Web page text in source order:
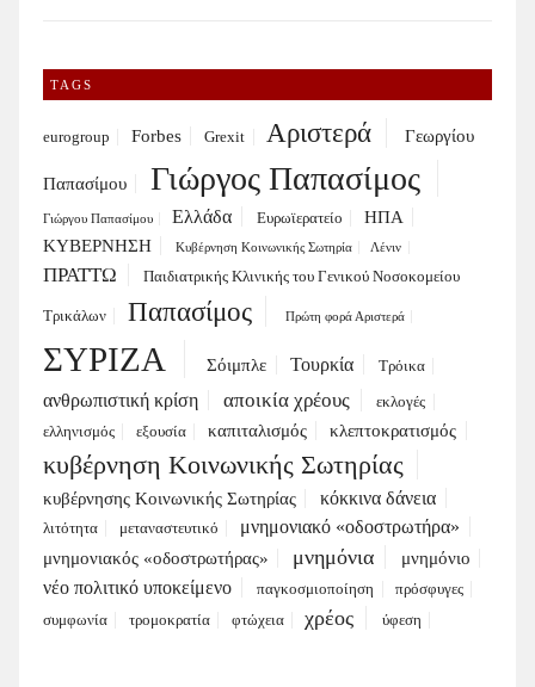
TAGS
eurogroup Forbes Grexit Αριστερά Γεωργίου
Παπασίμου Γιώργος Παπασίμος
Γιώργου Παπασίμου Ελλάδα Ευρωϊερατείο
ΗΠΑ
ΚΥΒΕΡΝΗΣΗ
Κυβέρνηση Κοινωνικής Σωτηρία Λένιν
ΠΡΑΤΤΩ Παιδιατρικής Κλινικής του Γενικού Νοσοκομείου
Τρικάλων Παπασίμος Πρώτη φορά Αριστερά
ΣΥΡΙΖΑ Σόιμπλε Τουρκία Τρόικα
ανθρωπιστική κρίση αποικία χρέους
εκλογές
ελληνισμός
εξουσία καπιταλισμός κλεπτοκρατισμός
κυβέρνηση Κοινωνικής Σωτηρίας
κυβέρνησης Κοινωνικής Σωτηρίας κόκκινα δάνεια
λιτότητα μεταναστευτικό μνημονιακό «οδοστρωτήρα»
μνημονιακός «οδοστρωτήρας» μνημόνια μνημόνιο
νέο πολιτικό υποκείμενο παγκοσμιοποίηση
πρόσφυγες
συμφωνία
τρομοκρατία φτώχεια χρέος ύφεση